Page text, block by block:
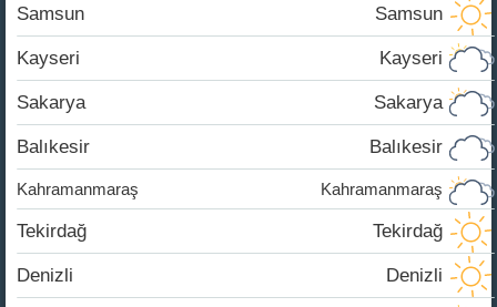
Samsun Samsun
Kayseri Kayseri
Sakarya Sakarya
Balıkesir Balıkesir
Kahramanmaraş Kahramanmaraş
Tekirdağ Tekirdağ
Denizli Denizli